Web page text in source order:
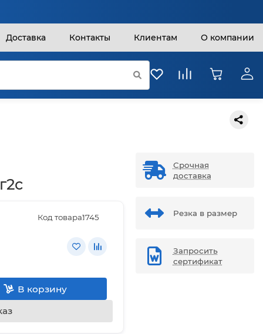
Доставка Контакты Клиентам О компании
Код товара:1745
В корзину
Срочная
доставка
Резка в размер
Запросить
сертификат